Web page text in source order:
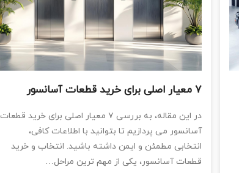
۷ معیار اصلی برای خرید قطعات آسانسور
در این مقاله، به بررسی ۷ معیار اصلی برای خرید قطعات
آسانسور می‌ پردازیم تا بتوانید با اطلاعات کافی،
انتخابی مطمئن و ایمن داشته باشید. انتخاب و خرید
قطعات آسانسور، یکی از مهم ‌ترین مراحل…